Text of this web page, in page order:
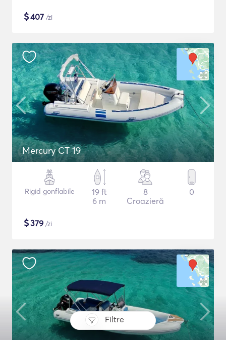
Filtre
$407 /zi
Mercury CT 19
Rigid gonflabile
19 ft
6 m
8
Croazieră
0
$379 /zi